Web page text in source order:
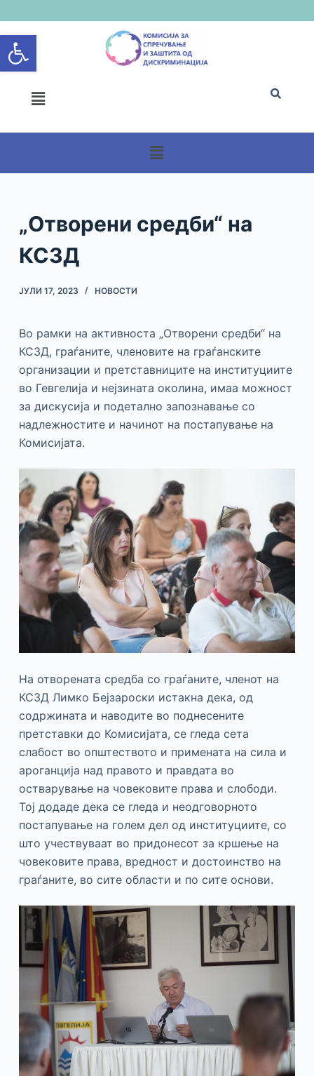
Open toolbark
i
p
„Отворени средби“ на
КСЗД
ЈУЛИ 17, 2023 НОВОСТИ
Во рамки на активноста „Отворени средби“ на
КСЗД, граѓаните, членовите на граѓанските
организации и претставниците на институциите
во Гевгелија и нејзината околина, имаа можност
за дискусија и подетално запознавање со
надлежностите и начинот на постапување на
Комисијата.
На отворената средба со граѓаните, членот на
КСЗД Лимко Бејзароски истакна дека, од
содржината и наводите во поднесените
претставки до Комисијата, се гледа сета
слабост во општеството и примената на сила и
ароганција над правото и правдата во
остварување на човековите права и слободи.
Тој додаде дека се гледа и неодговорното
постапување на голем дел од институциите, со
што учествуваат во придонесот за кршење на
човековите права, вредност и достоинство на
граѓаните, во сите области и по сите основи.